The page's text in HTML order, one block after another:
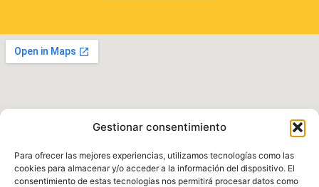
Gestionar consentimiento
Para ofrecer las mejores experiencias, utilizamos tecnologías como las
cookies para almacenar y/o acceder a la información del dispositivo. El
consentimiento de estas tecnologías nos permitirá procesar datos como